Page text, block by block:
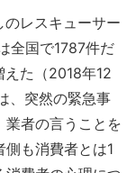
レスキューサー
全国で1787件だ
た（2018年12
、突然の緊急事
業者の言うことを
も消費者とは1